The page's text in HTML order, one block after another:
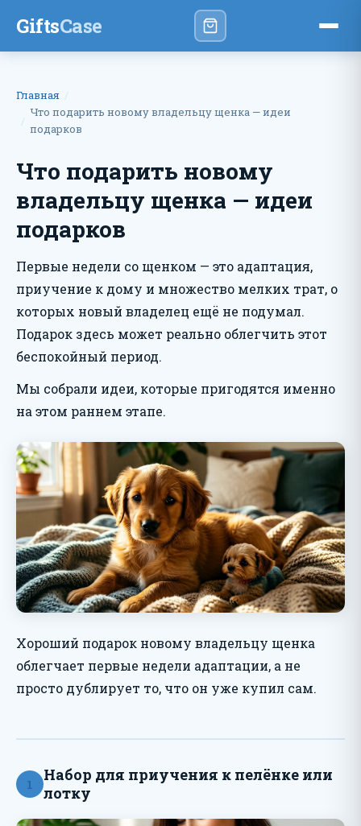
GiftsCase
Главная
Что подарить новому владельцу щенка — идеи
подарков
Что подарить новому
владельцу щенка — идеи
подарков
Первые недели со щенком — это адаптация,
приучение к дому и множество мелких трат, о
которых новый владелец ещё не подумал.
Подарок здесь может реально облегчить этот
беспокойный период.
Мы собрали идеи, которые пригодятся именно
на этом раннем этапе.
Хороший подарок новому владельцу щенка
облегчает первые недели адаптации, а не
просто дублирует то, что он уже купил сам.
1
Набор для приучения к пелёнке или
лотку